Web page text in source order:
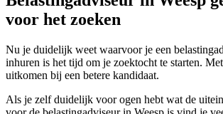
voor het zoeken
Nu je duidelijk weet waarvoor je een
inhuren is het tijd om je zoektocht te starten.
uitkomen bij een betere kandidaat.
Als je zelf duidelijk voor ogen hebt wat de